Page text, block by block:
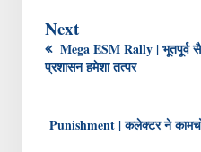
Next
Mega ESM Rally | भूतपूर्व
प्रशासन हमेशा तत्पर
Punishment | कलेक्टर ने